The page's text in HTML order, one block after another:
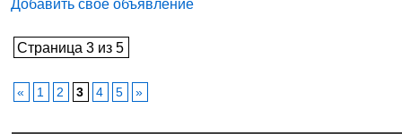
Добавить свое объявление
Страница 3 из 5
« 1 2 3 4 5 »